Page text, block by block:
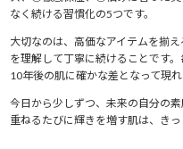
なく続ける習慣化の5つです。
大切なのは、高価なアイテムを揃
を理解して丁寧に続けることです
10年後の肌に確かな差となって現れ
今日から少しずつ、未来の自分の
重ねるたびに輝きを増す肌は、き